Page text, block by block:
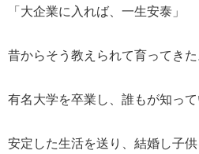
「大企業に入れば、一生安泰」
昔からそう教えられて育ってきた
有名大学を卒業し、誰もが知って
安定した生活を送り、結婚し子